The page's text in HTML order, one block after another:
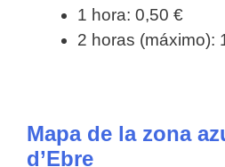
1 hora: 0,50 €
2 horas (máximo):
Mapa de la zona
d’Ebre